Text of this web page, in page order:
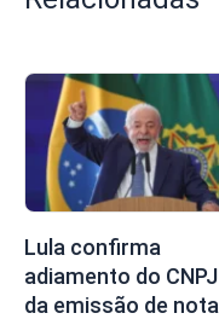
Lula confirma
adiamento do
da emissão de